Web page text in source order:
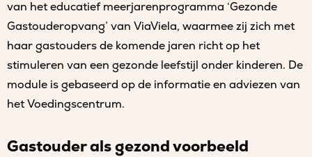
van het educatief meerjarenprogramma ‘Gezonde
Gastouderopvang’ van ViaViela, waarmee zij zich met
haar gastouders de komende jaren richt op het
stimuleren van een gezonde leefstijl onder kinderen. De
module is gebaseerd op de informatie en adviezen van
het Voedingscentrum.
Gastouder als gezond voorbeeld